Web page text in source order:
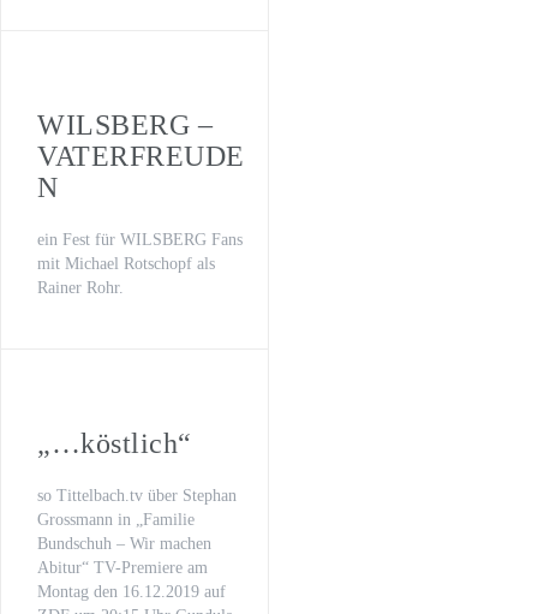
WILSBERG –
VATERFREUDE
N
ein Fest für WILSBERG Fans
mit Michael Rotschopf als
Rainer Rohr.
„…köstlich“
so Tittelbach.tv über Stephan
Grossmann in „Familie
Bundschuh – Wir machen
Abitur“ TV-Premiere am
Montag den 16.12.2019 auf